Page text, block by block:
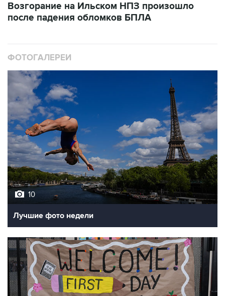
Возгорание на Ильском НПЗ произошло
после падения обломков БПЛА
ФОТОГАЛЕРЕИ
10
Лучшие фото недели